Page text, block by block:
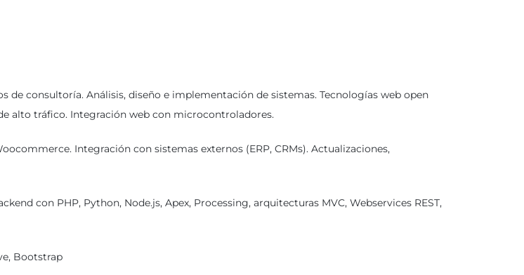
de consultoría. Análisis, diseño e implementación de sistemas. Tecnologías web open
alto tráfico. Integración web con microcontroladores.
Integración con sistemas externos (ERP, CRMs). Actualizaciones,
con PHP, Python, Node.js, Apex, Processing, arquitecturas MVC, Webservices REST,
Bootstrap